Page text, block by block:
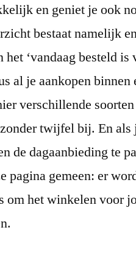
en geniet je ook
bestaat namelijk
‘vandaag besteld is
al je aankopen binnen
verschillende
twijfel bij. En als
de dagaanbieding te
pagina gemeen: er
om het winkelen voor